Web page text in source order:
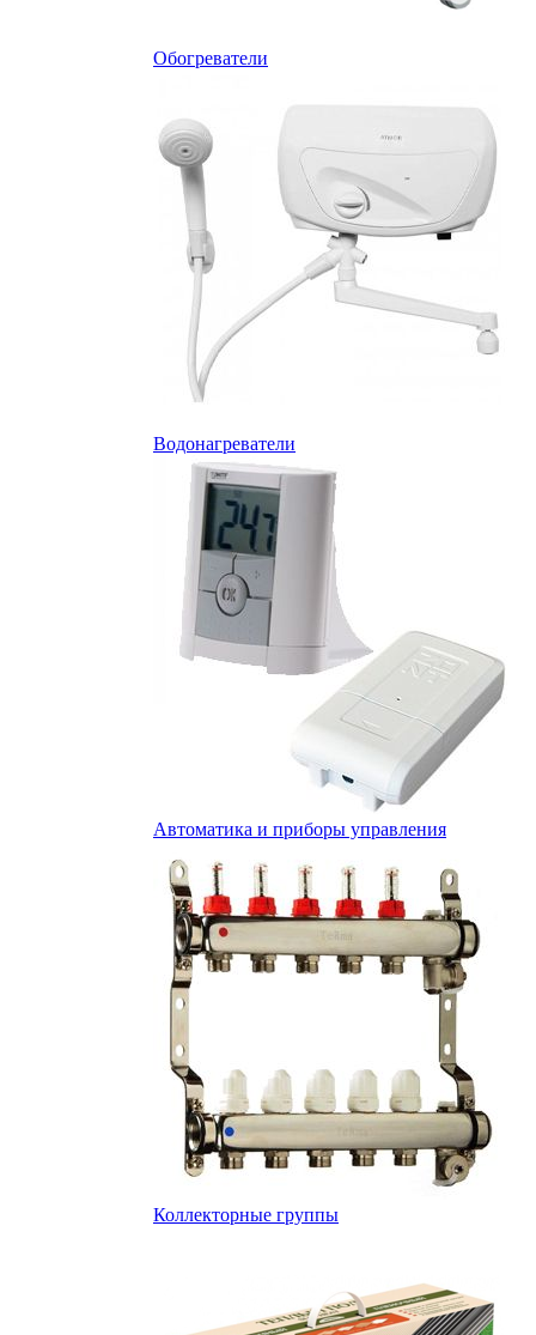
Обогреватели
Водонагреватели
Автоматика и приборы управления
Коллекторные группы